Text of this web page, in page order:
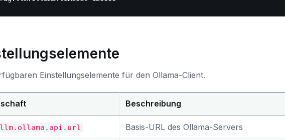
Einstellungselemente für den Ollama-Client.
Beschreibung
Basis-URL des Ollama-Servers